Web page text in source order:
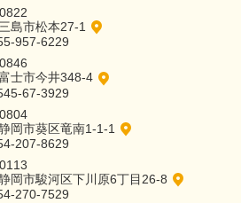
島市松本27-1
957-6229
士市今井348-4
67-3929
岡市葵区竜南1-1-1
207-8629
岡市駿河区下川原6丁目26-8
270-7529